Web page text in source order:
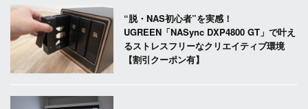
“脱・NAS初心者”を実感！
UGREEN「NASync DXP4800 GT」で叶え
るストレスフリーなクリエイティブ環境
【割引クーポン有】